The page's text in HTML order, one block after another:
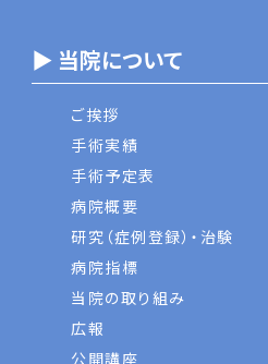
▶ 当院について
ご挨拶
手術実績
手術予定表
病院概要
研究（症例登録）・治験
病院指標
当院の取り組み
広報
公開講座